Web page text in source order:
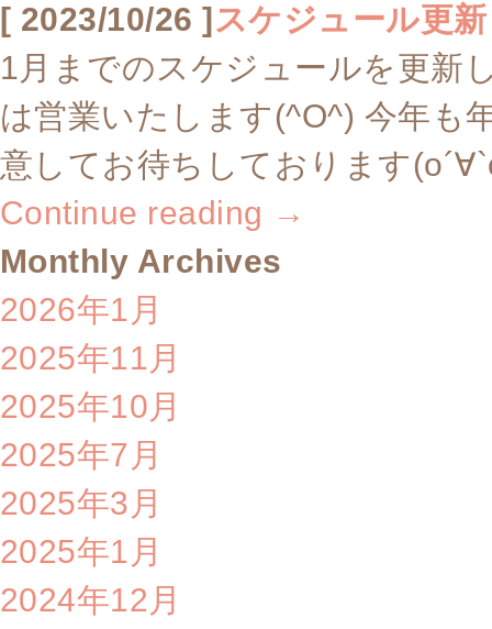
[ 2023/10/26 ]スケジュール更
1月までのスケジュールを更新
は営業いたします(^O^) 今年も
意してお待ちしております
Continue reading →
Monthly Archives
2026年1月
2025年11月
2025年10月
2025年7月
2025年3月
2025年1月
2024年12月